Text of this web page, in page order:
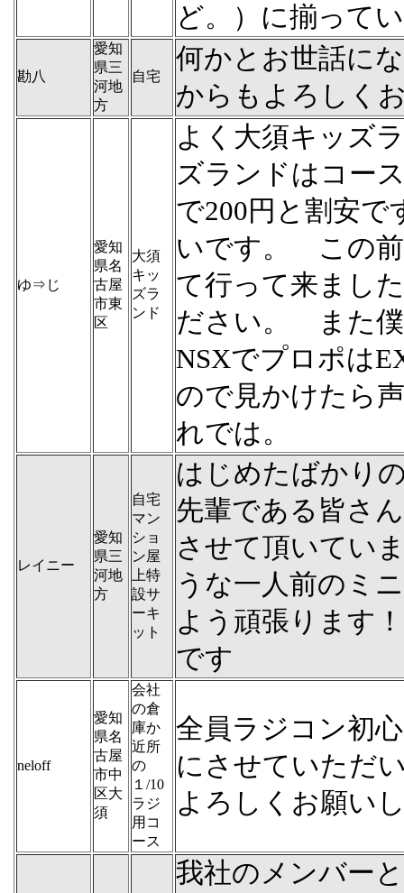
ど。）に揃って
勘八
愛知
県三
河地
方
自宅
何かとお世話に
からもよろしく
ゆ⇒じ
愛知
県名
古屋
市東
区
大須
キッ
ズラ
ンド
よく大須キッズ
ズランドはコー
で200円と割安で
いです。 この前
て行って来まし
ださい。 また
NSXでプロポは
ので見かけたら
れでは。
レイニー
愛知
県三
河地
方
自宅
マン
ショ
ン屋
上特
設サ
ーキ
ット
はじめたばかり
先輩である皆さ
させて頂いてい
うな一人前のミ
よう頑張ります
です
neloff
愛知
県名
古屋
市中
区大
須
会社
の倉
庫か
近所
の
１/10
ラジ
用コ
ース
全員ラジコン初
にさせていただ
よろしくお願い
我社のメンバー